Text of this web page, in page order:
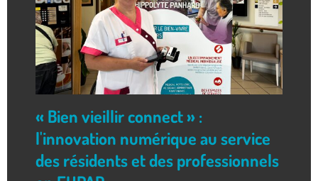
« Bien vieillir connect » :
l'innovation numérique au service
des résidents et des professionnels